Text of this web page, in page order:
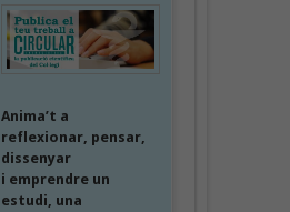
Anima’t a
reflexionar, pensar,
dissenyar
i emprendre un
estudi, una